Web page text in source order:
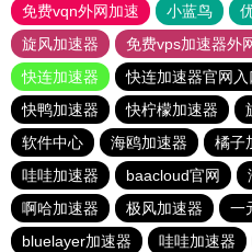
免费vqn外网加速
小蓝鸟
旋风加速器
免费vps加速器外
快连加速器
快连加速器官网入
快鸭加速器
快柠檬加速器
软件中心
海鸥加速器 橘子
哇哇加速器
baacloud官网
啊哈加速器
极风加速器 一
bluelayer加速器
哇哇加速器